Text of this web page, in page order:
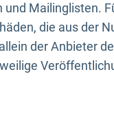
Mailinglisten.
die aus der
der Anbieter